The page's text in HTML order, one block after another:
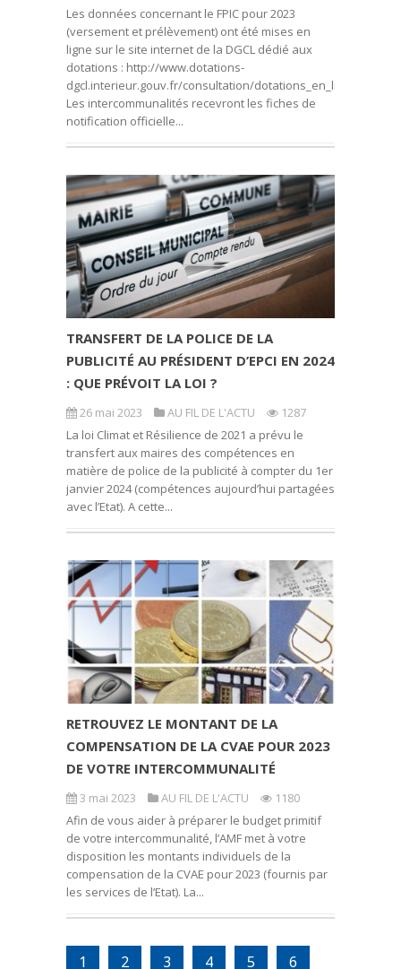
Les données concernant le FPIC pour 2023
(versement et prélèvement) ont été mises en
ligne sur le site internet de la DGCL dédié aux
dotations : http://www.dotations-
dgcl.interieur.gouv.fr/consultation/dotations_en_ligne.php
Les intercommunalités recevront les fiches de
notification officielle...
TRANSFERT DE LA POLICE DE LA
PUBLICITÉ AU PRÉSIDENT D’EPCI EN 2024
: QUE PRÉVOIT LA LOI ?
26 mai 2023 AU FIL DE L'ACTU
1287
La loi Climat et Résilience de 2021 a prévu le
transfert aux maires des compétences en
matière de police de la publicité à compter du 1er
janvier 2024 (compétences aujourd’hui partagées
avec l’Etat). A cette...
RETROUVEZ LE MONTANT DE LA
COMPENSATION DE LA CVAE POUR 2023
DE VOTRE INTERCOMMUNALITÉ
3 mai 2023 AU FIL DE L'ACTU
1180
Afin de vous aider à préparer le budget primitif
de votre intercommunalité, l’AMF met à votre
disposition les montants individuels de la
compensation de la CVAE pour 2023 (fournis par
les services de l’Etat). La...
1 2 3 4 5 6